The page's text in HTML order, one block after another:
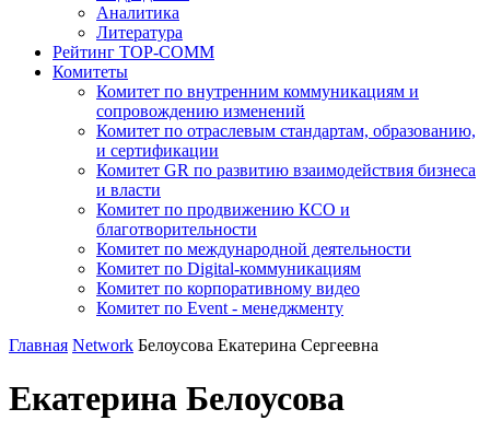
Аналитика
Литература
Рейтинг TOP-COMM
Комитеты
Комитет по внутренним коммуникациям и
сопровождению изменений
Комитет по отраслевым стандартам, образованию,
и сертификации
Комитет GR по развитию взаимодействия бизнеса
и власти
Комитет по продвижению КСО и
благотворительности
Комитет по международной деятельности
Комитет по Digital-коммуникациям
Комитет по корпоративному видео
Комитет по Event - менеджменту
Главная Network Белоусова Екатерина Сергеевна
Екатерина Белоусова